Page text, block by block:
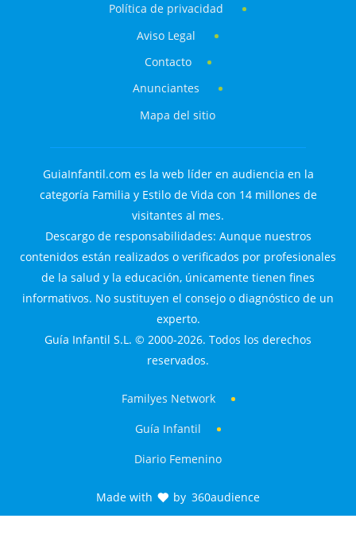
Política de privacidad
Aviso Legal
Contacto
Anunciantes
Mapa del sitio
GuiaInfantil.com es la web líder en audiencia en la
categoría Familia y Estilo de Vida con 14 millones de
visitantes al mes.
Descargo de responsabilidades: Aunque nuestros
contenidos están realizados o verificados por profesionales
de la salud y la educación, únicamente tienen fines
informativos. No sustituyen el consejo o diagnóstico de un
experto.
Guía Infantil S.L. © 2000-2026. Todos los derechos
reservados.
Familyes Network
Guía Infantil
Diario Femenino
Made with by 360audience